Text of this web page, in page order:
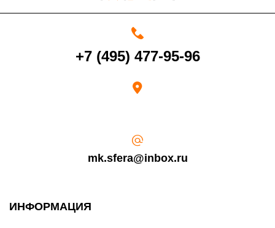
счет в течение 5-30 рабочих дней (срок зависит от банка, который
выдал Вашу банковскую карту).+7 (495) 477-95-96
mk.sfera@inbox.ru
ИНФОРМАЦИЯ